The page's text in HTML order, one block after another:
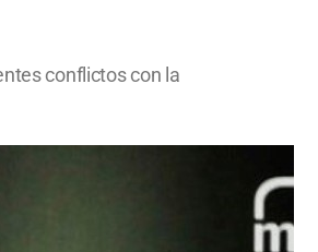
conflictos con la